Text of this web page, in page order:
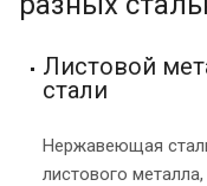
Листовой
стали
Нержавеющая
листового